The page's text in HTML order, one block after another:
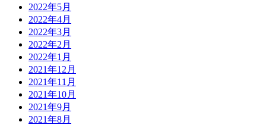
2022年5月
2022年4月
2022年3月
2022年2月
2022年1月
2021年12月
2021年11月
2021年10月
2021年9月
2021年8月